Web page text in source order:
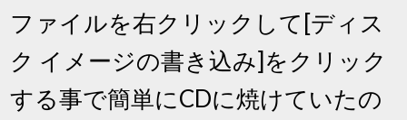
ファイルを右クリックして[ディス
ク イメージの書き込み]をクリック
する事で簡単にCDに焼けていたの